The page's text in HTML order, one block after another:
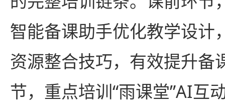
智能备课助手优化教学设计
资源整合技巧，有效提升备
节，重点培训“雨课堂”AI互